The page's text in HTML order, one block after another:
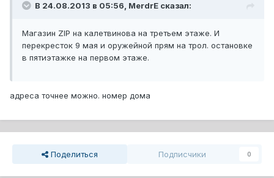
В 24.08.2013 в 05:56, MerdrE сказал:
Магазин ZIP на калетвинова на третьем этаже. И
перекресток 9 мая и оружейной прям на трол. остановке
в пятиэтажке на первом этаже.
адреса точнее можно. номер дома
Поделиться Подписчики 0